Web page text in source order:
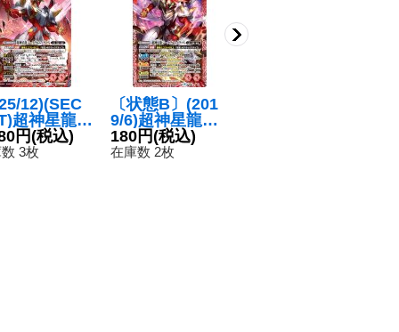
12)(SEC
超神星龍ジ
ヴルム・ノ
X(BSC50収
円(税込)
3枚
〔状態B〕(201
9/6)超神星龍ジ
ークヴルム・ノ
ヴァX【X】{SD
180円(税込)
在庫数 2枚